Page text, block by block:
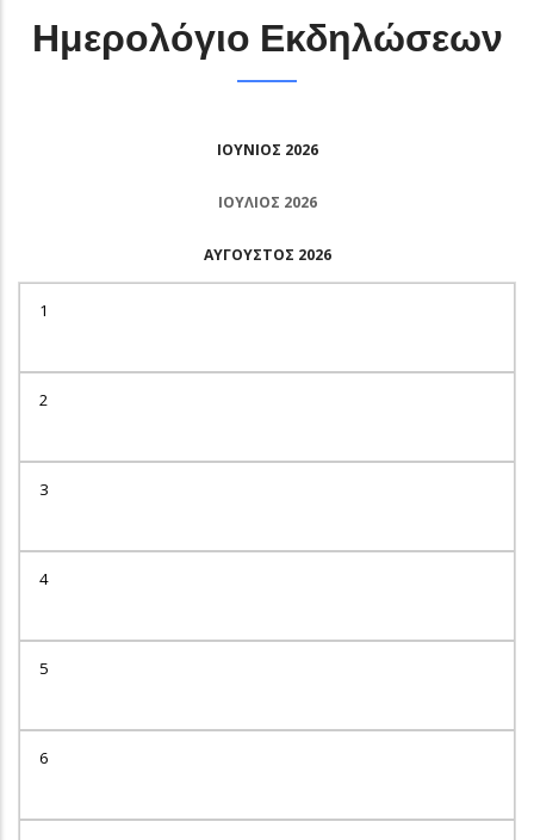
Ημερολόγιο Εκδηλώσεων
ΙΟΎΝΙΟΣ 2026
ΙΟΎΛΙΟΣ 2026
ΑΎΓΟΥΣΤΟΣ 2026
1
2
3
4
5
6